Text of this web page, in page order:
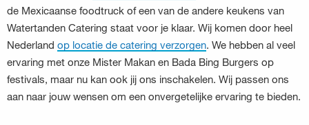
de Mexicaanse foodtruck of een van de andere keukens van
Watertanden Catering staat voor je klaar. Wij komen door heel
Nederland op locatie de catering verzorgen. We hebben al veel
ervaring met onze Mister Makan en Bada Bing Burgers op
festivals, maar nu kan ook jij ons inschakelen. Wij passen ons
aan naar jouw wensen om een onvergetelijke ervaring te bieden.